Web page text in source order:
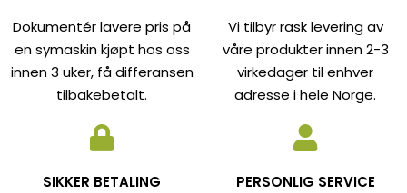
Dokumentér lavere pris på
en symaskin kjøpt hos oss
innen 3 uker, få differansen
tilbakebetalt.
Vi tilbyr rask levering av
våre produkter innen 2-3
virkedager til enhver
adresse i hele Norge.
SIKKER BETALING
PERSONLIG SERVICE